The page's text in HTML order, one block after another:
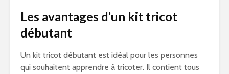
Les avantages d’un kit tricot
débutant
Un kit tricot débutant est idéal pour les personnes
qui souhaitent apprendre à tricoter. Il contient tous